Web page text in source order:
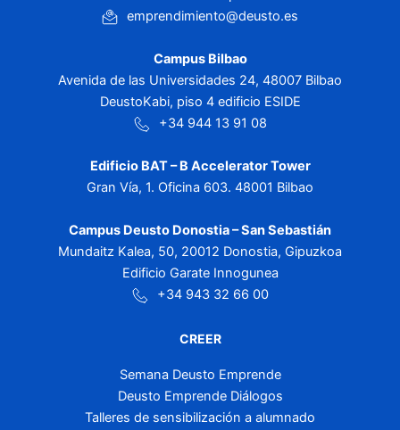
emprendimiento@deusto.es
Campus Bilbao
Avenida de las Universidades 24, 48007 Bilbao
DeustoKabi, piso 4 edificio ESIDE
+34 944 13 91 08
Edificio BAT – B Accelerator Tower
Gran Vía, 1. Oficina 603. 48001 Bilbao
Campus Deusto Donostia – San Sebastián
Mundaitz Kalea, 50, 20012 Donostia, Gipuzkoa
Edificio Garate Innogunea
+34 943 32 66 00
CREER
Semana Deusto Emprende
Deusto Emprende Diálogos
Talleres de sensibilización a alumnado